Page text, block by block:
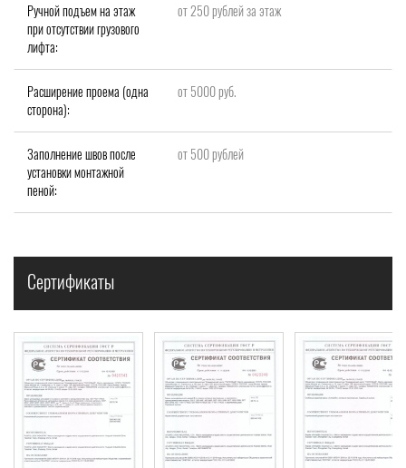
Ручной подъем на этаж
при отсутствии грузового
лифта:
от 250 рублей за этаж
Расширение проема (одна
сторона):
от 5000 руб.
Заполнение швов после
установки монтажной
пеной:
от 500 рублей
Сертификаты